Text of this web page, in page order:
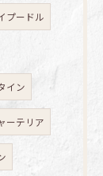
プードル
イン
ーテリア